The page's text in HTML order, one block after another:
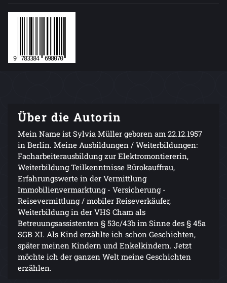
Über die Autorin
Mein Name ist Sylvia Müller geboren am 22.12.1957
in Berlin. Meine Ausbildungen / Weiterbildungen:
Facharbeiterausbildung zur Elektromontiererin,
Weiterbildung Teilkenntnisse Bürokauffrau,
Erfahrungswerte in der Vermittlung
Immobilienvermarktung - Versicherung -
Reisevermittlung / mobiler Reiseverkäufer,
Weiterbildung in der VHS Cham als
Betreuungsassistenten § 53c/43b im Sinne des § 45a
SGB XI. Als Kind erzählte ich schon Geschichten,
später meinen Kindern und Enkelkindern. Jetzt
möchte ich der ganzen Welt meine Geschichten
erzählen.